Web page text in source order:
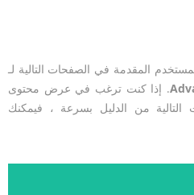
المقدمة في الصفحات التالية لـ
. إذا كنت ترغب في عرض محتوى
من الدليل بسرعة ، فيمكنك